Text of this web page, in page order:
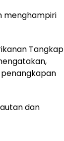
menghampiri
Tangkap
dan